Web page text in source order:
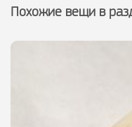
Похожие вещи в